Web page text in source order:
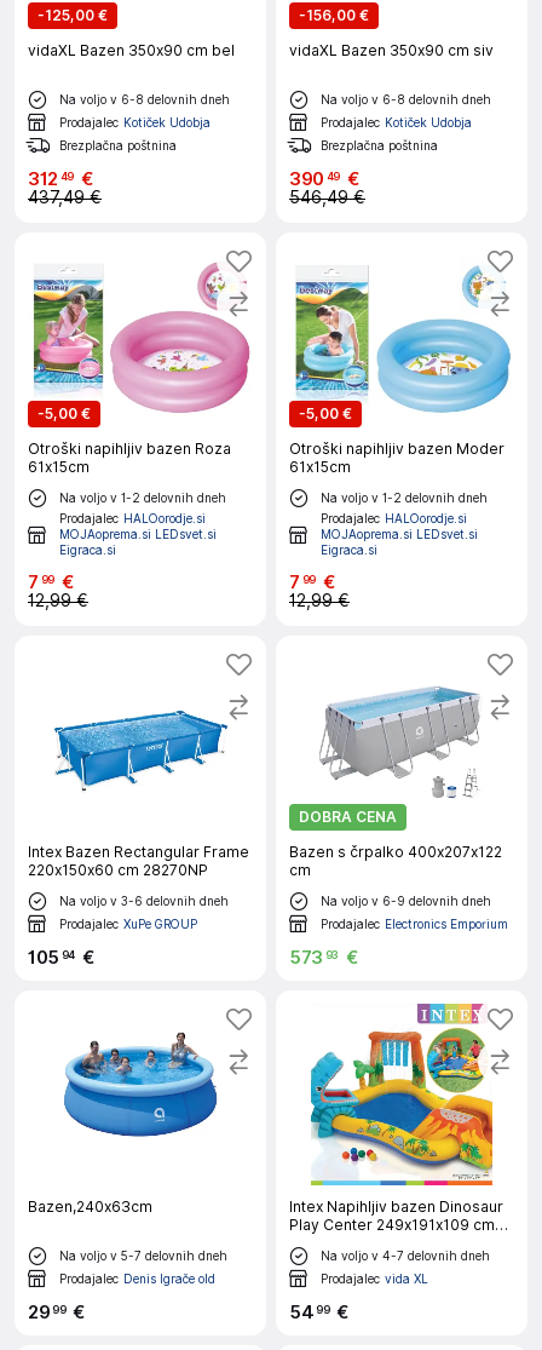
-125,00 €
vidaXL Bazen 350x90 cm bel
Na voljo v 6-8 delovnih dneh
Prodajalec Kotiček Udobja
Brezplačna poštnina
312 49 €
437,49 €
-156,00 €
vidaXL Bazen 350x90 cm siv
Na voljo v 6-8 delovnih dneh
Prodajalec Kotiček Udobja
Brezplačna poštnina
390 49 €
546,49 €
-5,00 €
Otroški napihljiv bazen Roza
61x15cm
Na voljo v 1-2 delovnih dneh
Prodajalec HALOorodje.si
MOJAoprema.si LEDsvet.si
Eigraca.si
7 99 €
12,99 €
-5,00 €
Otroški napihljiv bazen Moder
61x15cm
Na voljo v 1-2 delovnih dneh
Prodajalec HALOorodje.si
MOJAoprema.si LEDsvet.si
Eigraca.si
7 99 €
12,99 €
Intex Bazen Rectangular Frame
220x150x60 cm 28270NP
Na voljo v 3-6 delovnih dneh
Prodajalec XuPe GROUP
105 94 €
DOBRA CENA
Bazen s črpalko 400x207x122
cm
Na voljo v 6-9 delovnih dneh
Prodajalec Electronics Emporium
573 93 €
Bazen,240x63cm
Na voljo v 5-7 delovnih dneh
Prodajalec Denis Igrače old
2999 €
Intex Napihljiv bazen Dinosaur
Play Center 249x191x109 cm
57444NP
Na voljo v 4-7 delovnih dneh
Prodajalec vida XL
5499 €